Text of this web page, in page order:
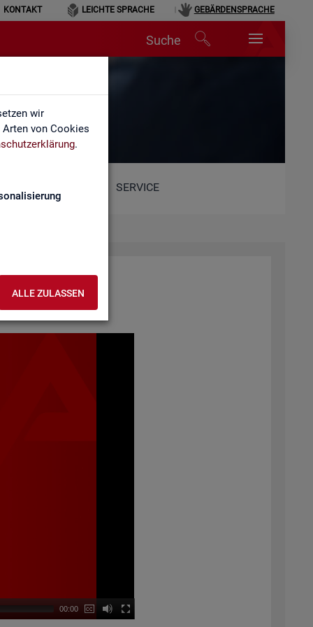
wir
von Cookies
.
ALLE ZULASSEN
KONTAKT LEICHTE SPRACHE GEBÄRDENSPRACHE
Suche
SERVICE
00:00